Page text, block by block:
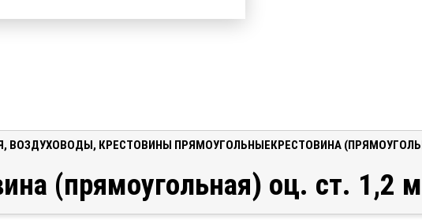
, ВОЗДУХОВОДЫ, КРЕСТОВИНЫ ПРЯМОУГОЛЬНЫЕКРЕСТОВИНА
(прямоугольная) оц. ст. 1,2